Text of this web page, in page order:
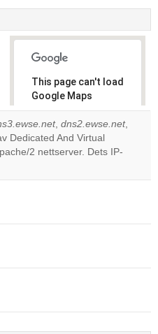
This page can't load
Google Maps
correctly.
Do you
own this
OK
, dns2.ewse.net,
Dedicated And Virtual
2 nettserver. Dets IP-